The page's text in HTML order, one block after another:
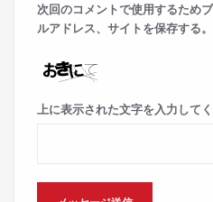
次回のコメントで使用するため
ルアドレス、サイトを保存する。
上に表示された文字を入力してく